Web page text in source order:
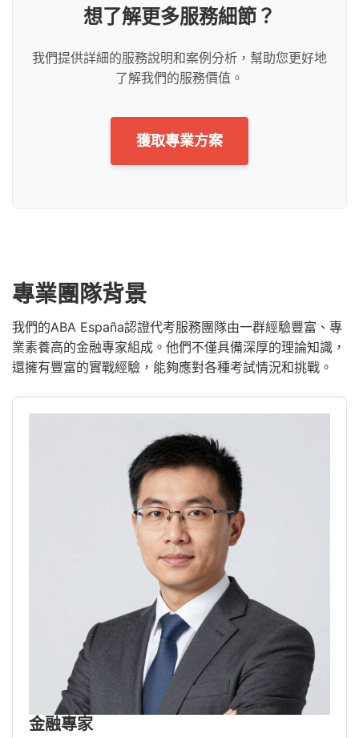
想了解更多服務細節？
我們提供詳細的服務說明和案例分析，幫助您更好地
了解我們的服務價值。
獲取專業方案
專業團隊背景
我們的ABA España認證代考服務團隊由一群經驗豐富、專
業素養高的金融專家組成。他們不僅具備深厚的理論知識，
還擁有豐富的實戰經驗，能夠應對各種考試情況和挑戰。
金融專家